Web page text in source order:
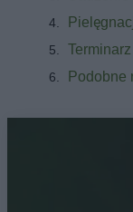
Podobne